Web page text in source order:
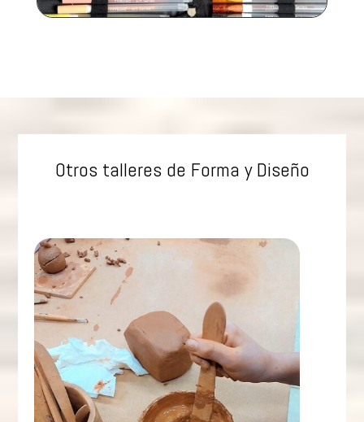
Otros talleres de Forma y Diseño